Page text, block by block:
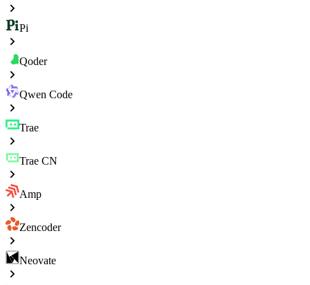
Pi
Qoder
Qwen Code
Trae
Trae CN
Amp
Zencoder
Neovate